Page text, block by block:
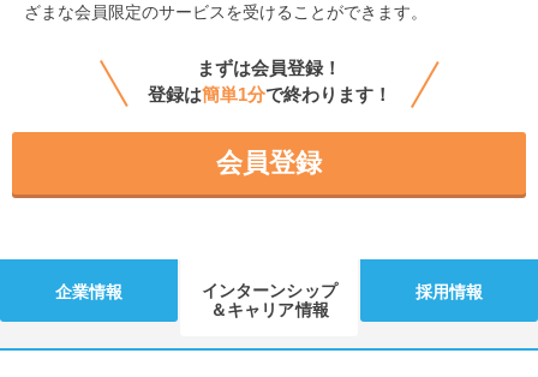
ざまな会員限定のサービスを受けることができます。
まずは会員登録！
登録は簡単1分で終わります！
会員登録
企業情報
インターンシップ
＆キャリア情報
採用情報